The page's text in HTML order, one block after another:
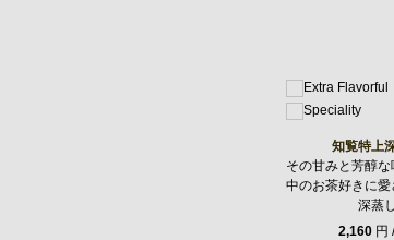
知覧特上
その甘みと芳醇
中のお茶好きに
深蒸
2,160 円